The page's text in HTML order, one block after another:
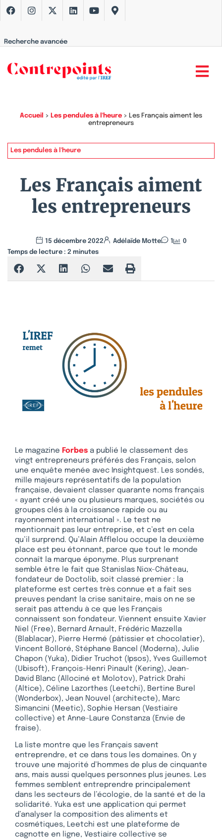
Recherche avancée
Accueil > Les pendules à l'heure > Les Français aiment les
entrepreneurs
Les pendules à l'heure
Les Français aiment
les entrepreneurs
15 décembre 2022 Adélaïde Motte 1
0
Temps de lecture : 2 minutes
Le magazine Forbes a publié le classement des
vingt entrepreneurs préférés des Français, selon
une enquête menée avec Insightquest. Les sondés,
mille majeurs représentatifs de la population
française, devaient classer quarante noms français
« ayant créé une ou plusieurs marques, sociétés ou
groupes clés à la croissance rapide ou au
rayonnement international ». Le test ne
mentionnait pas leur entreprise, et c’est en cela
qu’il surprend. Qu’Alain Afflelou occupe la deuxième
place est peu étonnant, parce que tout le monde
connaît la marque éponyme. Plus surprenant
semble être le fait que Stanislas Niox-Château,
fondateur de Doctolib, soit classé premier : la
plateforme est certes très connue et a fait ses
preuves pendant la crise sanitaire, mais on ne se
serait pas attendu à ce que les Français
connaissent son fondateur. Viennent ensuite Xavier
Niel (Free), Bernard Arnault, Frédéric Mazzella
(Blablacar), Pierre Hermé (pâtissier et chocolatier),
Vincent Bolloré, Stéphane Bancel (Moderna), Julie
Chapon (Yuka), Didier Truchot (Ipsos), Yves Guillemot
(Ubisoft), François-Henri Pinault (Kering), Jean-
David Blanc (Allociné et Molotov), Patrick Drahi
(Altice), Céline Lazorthes (Leetchi), Bertine Burel
(Wonderbox), Jean Nouvel (architecte), Marc
Simancini (Meetic), Sophie Hersan (Vestiaire
collective) et Anne-Laure Constanza (Envie de
fraise).
La liste montre que les Français savent
entreprendre, et ce dans tous les domaines. On y
trouve une majorité d’hommes de plus de cinquante
ans, mais aussi quelques personnes plus jeunes. Les
femmes semblent entreprendre principalement
dans les secteurs de l’écologie, de la santé et de la
solidarité. Yuka est une application qui permet
d’analyser la composition des aliments et
cosmétiques, Leetchi est une plateforme de
cagnotte en ligne, Vestiaire collective se